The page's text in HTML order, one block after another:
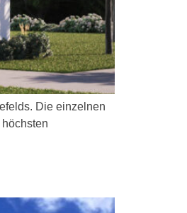
Die einzelnen